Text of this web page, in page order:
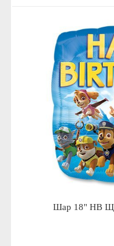
Шар 18" HB